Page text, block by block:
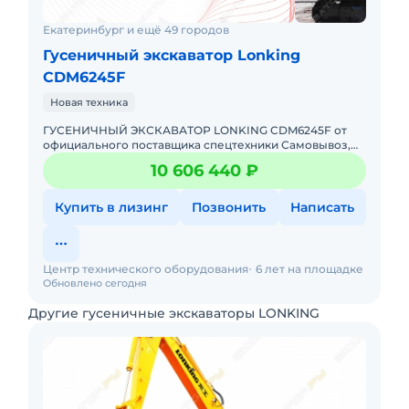
Екатеринбург и ещё 49 городов
Гусеничный экскаватор Lonking
CDM6245F
Новая техника
ГУСЕНИЧНЫЙ ЭКСКАВАТОР LONKING CDM6245F от
официального поставщика спецтехники Самовывоз,
доставка в любой регион РФ Гарантия, сервис и
10 606 440 ₽
Купить в лизинг Позвонить Написать
Обновлено сегодня
Центр технического оборудования 6 лет на площадке
Другие гусеничные экскаваторы LONKING